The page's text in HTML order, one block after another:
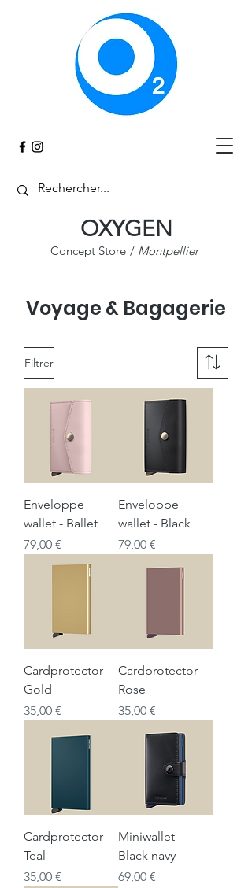
OXYGEN
Concept Store / Montpellier
Voyage & Bagagerie
Filtrer
Enveloppe
wallet - Ballet
Prix
79,00 €
Enveloppe
wallet - Black
Prix
79,00 €
Cardprotector -
Gold
Prix
35,00 €
Cardprotector -
Rose
Prix
35,00 €
Cardprotector -
Teal
Prix
35,00 €
Miniwallet -
Black navy
Prix
69,00 €